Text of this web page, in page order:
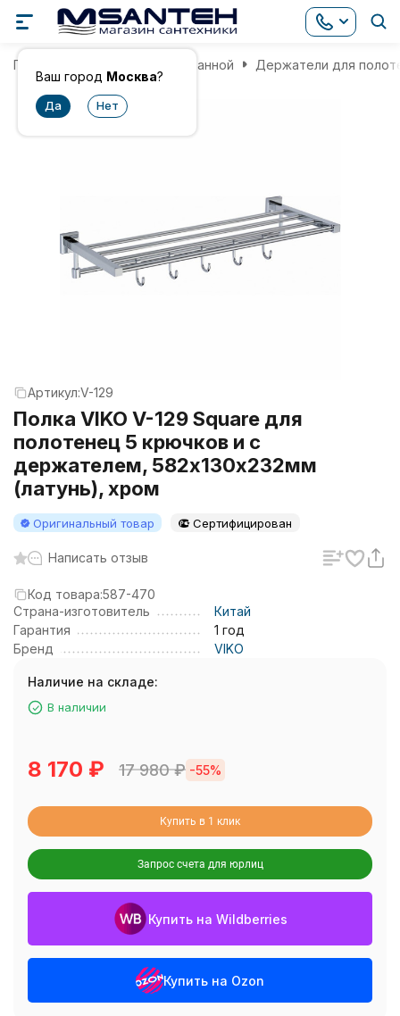
Ваш город Москва?
Главная Аксессуары для ванной Держатели для
Артикул:V-129
Полка VIKO V-129 Square для
полотенец 5 крючков и с
держателем, 582х130х232мм
(латунь), хром
Оригинальный товар Сертифицирован
Написать отзыв
Код товара:587-470
Страна-изготовитель
Китай
Гарантия
1 год
Бренд
VIKO
Наличие на складе:
В наличии
8 170 ₽ 17 980₽ -55%
Купить в 1 клик
Запрос счета для юрлиц
Купить на Wildberries
Купить на Ozon